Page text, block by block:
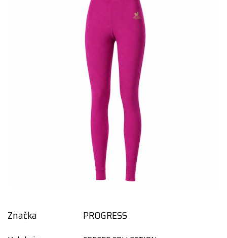
Značka
PROGRESS